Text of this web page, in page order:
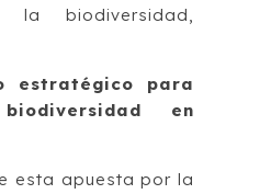
biodiversidad,
estratégico para
en
esta apuesta por la